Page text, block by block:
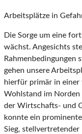
Arbeitsplätze in
Die Sorge um eine
wächst. Angesichts
Rahmenbedingungen
gehen unsere
hierfür primär in einer
Wohlstand im Norden
der Wirtschafts- und
konnte ein
Sieg,